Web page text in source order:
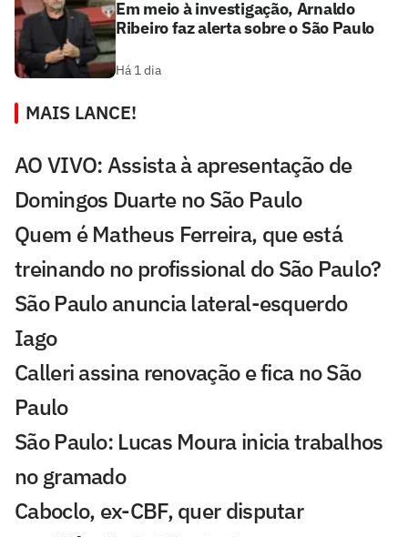
Em meio à investigação, Arnaldo
Ribeiro faz alerta sobre o São Paulo
Há 1 dia
MAIS LANCE!
AO VIVO: Assista à apresentação de
Domingos Duarte no São Paulo
Quem é Matheus Ferreira, que está
treinando no profissional do São Paulo?
São Paulo anuncia lateral-esquerdo
Iago
Calleri assina renovação e fica no São
Paulo
São Paulo: Lucas Moura inicia trabalhos
no gramado
Caboclo, ex-CBF, quer disputar